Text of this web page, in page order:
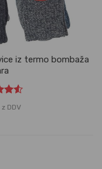
iz termo bombaža
5
z DDV